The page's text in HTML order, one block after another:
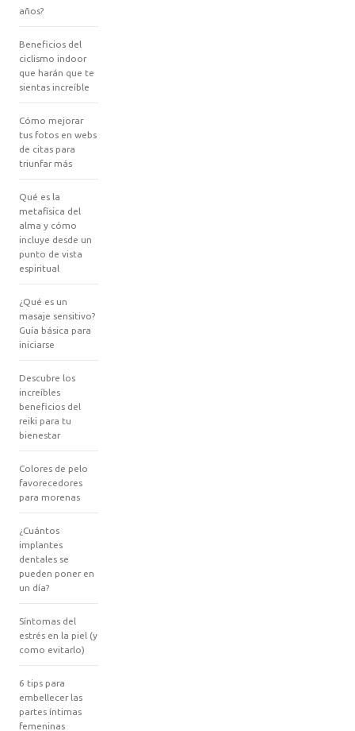
años?
Beneficios del
ciclismo indoor
que harán que te
sientas increíble
Cómo mejorar
tus fotos en webs
de citas para
triunfar más
Qué es la
metafísica del
alma y cómo
incluye desde un
punto de vista
espiritual
¿Qué es un
masaje sensitivo?
Guía básica para
iniciarse
Descubre los
increíbles
beneficios del
reiki para tu
bienestar
Colores de pelo
favorecedores
para morenas
¿Cuántos
implantes
dentales se
pueden poner en
un día?
Síntomas del
estrés en la piel (y
como evitarlo)
6 tips para
embellecer las
partes íntimas
femeninas